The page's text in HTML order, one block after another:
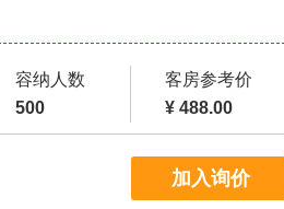
容纳人数
500
客房参考价
¥ 488.00
加入询价